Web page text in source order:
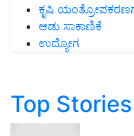
ಕೃಷಿ
ಆಡು ಸಾಕಾಣಿಕೆ
ಉದ್ಯೋಗ
Top Stories